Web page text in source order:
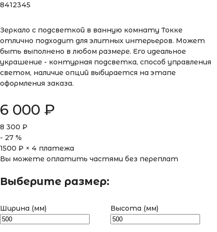
8412345
Зеркало с подсветкой в ванную комнату Токке
отлично подходит для элитных интерьеров. Может
быть выполнено в любом размере. Его идеальное
украшение - контурная подсветка, способ управления
светом, наличие опций выбирается на этапе
оформления заказа.
6 000 ₽
8 300 ₽
- 27 %
1500 ₽ × 4 платежа
Вы можете оплатить частями без переплат
Выберите размер:
Ширина (мм) Высота (мм)